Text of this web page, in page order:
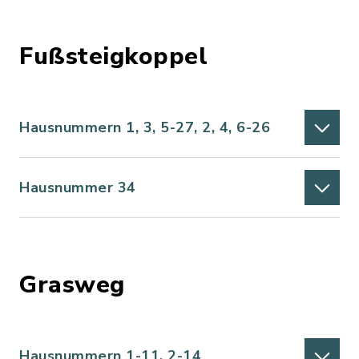
Fußsteigkoppel
Hausnummern 1, 3, 5-27, 2, 4, 6-26
Hausnummer 34
Grasweg